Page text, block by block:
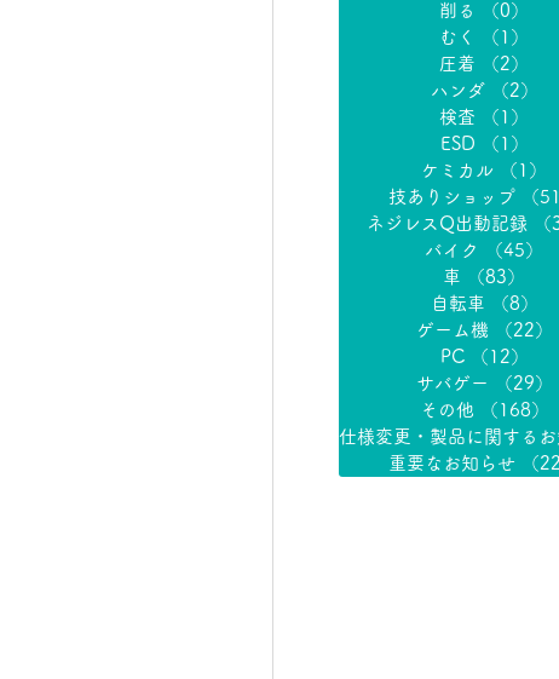
削る
（0）
むく
（1）
圧着
（2）
ハンダ
（2）
検査
（1）
ESD
（1）
ケミカル
（1）
技ありショップ
（
ネジレスQ出動記録
バイク
（45）
車
（83）
自転車
（8）
ゲーム機
（22）
PC
（12）
サバゲー
（29）
その他
（168）
重要なお知らせ （